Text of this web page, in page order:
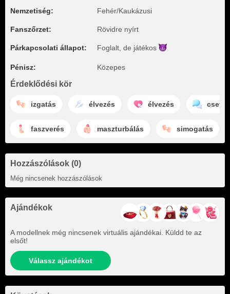
Nemzetiség: Fehér/Kaukázusi
Fanszőrzet: Rövidre nyírt
Párkapcsolati állapot: Foglalt, de játékos
Pénisz: Közepes
Érdeklődési kör
izgatás élvezés élvezés
faszverés maszturbálás simogatás
Hozzászólások (0)
Még nincsenek hozzászólások
Ajándékok
A modellnek még nincsenek virtuális ajándékai. Küldd te az
elsőt!
Válassz ajándékot